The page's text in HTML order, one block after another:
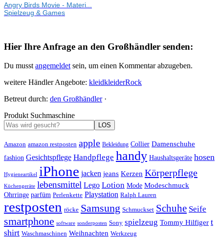
Angry Birds Movie - Materi...
Spielzeug & Games
Hier Ihre Anfrage an den Großhändler senden:
Du musst angemeldet sein, um einen Kommentar abzugeben.
weitere Händler Angebote: kleidkleiderRock
Betreut durch: den Großhändler·
Produkt Suchmaschine
LOS
Amazon amazon restposten apple Bekleidung Collier Damenschuhe
fashion Gesichtspflege Handpflege handy Haushaltsgeräte hosen
Hygieneartikel iPhone jacken jeans Kerzen Körperpflege
Küchengeräte lebensmittel Lego Lotion Mode Modeschmuck
Ohrringe parfüm Perlenkette Playstation Ralph Lauren
restposten röcke Samsung Schmuckset Schuhe Seife
smartphone software sonderposten Sony spielzeug Tommy Hilfiger t
shirt Waschmaschinen Weihnachten Werkzeug